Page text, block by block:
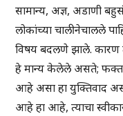
सामान्य, अज्ञ, अडाणी
लोकांच्या चालीनेचालले
विषय बदलणे झाले. कारण
हे मान्य केलेले असते; फक्त
आहे असा हा युक्तिवाद
आहे हा आहे, त्याचा